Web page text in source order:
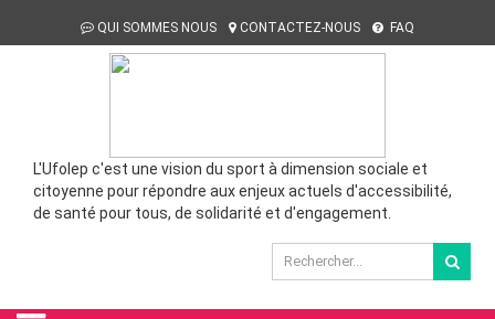
QUI SOMMES NOUS CONTACTEZ-NOUS FAQ
L'Ufolep c'est une vision du sport à dimension sociale et
citoyenne pour répondre aux enjeux actuels d'accessibilité,
de santé pour tous, de solidarité et d'engagement.